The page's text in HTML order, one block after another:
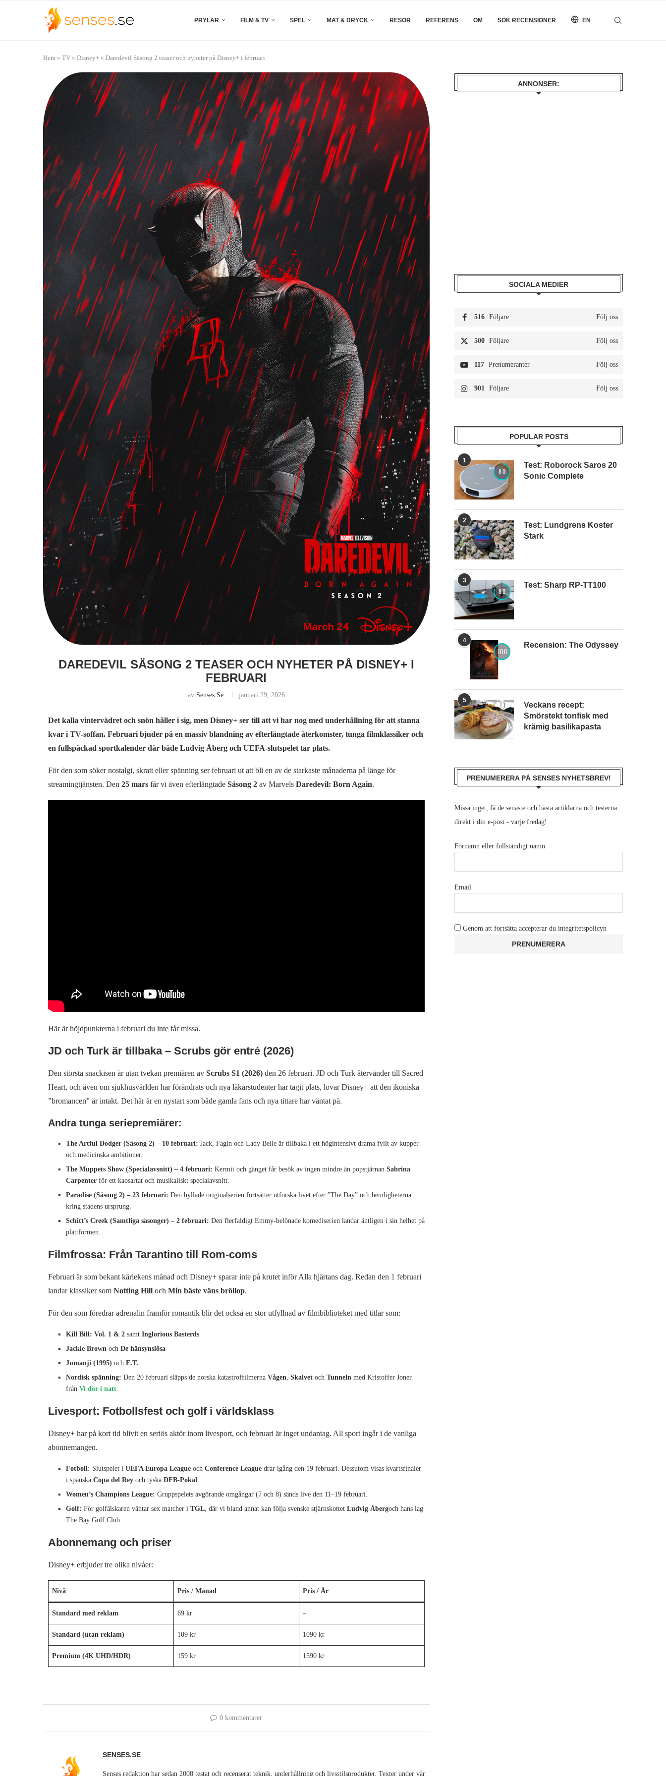
PRYLAR FILM & TV SPEL MAT & DRYCK RESOR REFERENS OM SÖK RECENSIONER EN
Hem » TV » Disney+ » Daredevil Säsong 2 teaser och nyheter på Disney+ i februari
DAREDEVIL SÄSONG 2 TEASER OCH NYHETER PÅ DISNEY+ I
FEBRUARI
av Senses.se januari 29, 2026
Det kalla vintervädret och snön håller i sig, men Disney+ ser till att vi har nog med underhållning för att stanna
kvar i TV-soffan. Februari bjuder på en massiv blandning av efterlängtade återkomster, tunga filmklassiker och
en fullspäckad sportkalender där både Ludvig Åberg och UEFA-slutspelet tar plats.
För den som söker nostalgi, skratt eller spänning ser februari ut att bli en av de starkaste månaderna på länge för
streamingtjänsten. Den 25 marsfår vi även efterlängtade Säsong 2av Marvels Daredevil: Born Again.
Här är höjdpunkterna i februari du inte får missa.
JD och Turk är tillbaka – Scrubs gör entré (2026)
Den största snackisen är utan tvekan premiären av Scrubs S1 (2026)den 26 februari. JD och Turk återvänder till Sacred
Heart, och även om sjukhusvärlden har förändrats och nya läkarstudenter har tagit plats, lovar Disney+ att den ikoniska
”bromancen” är intakt. Det här är en nystart som både gamla fans och nya tittare har väntat på.
Andra tunga seriepremiärer:
The Artful Dodger (Säsong 2) – 10 februari: Jack, Fagin och Lady Belle är tillbaka i ett högintensivt drama fyllt av kupper
och medicinska ambitioner.
The Muppets Show (Specialavsnitt) – 4 februari: Kermit och gänget får besök av ingen mindre än popstjärnan Sabrina
Carpenterför ett kaosartat och musikaliskt specialavsnitt.
Paradise (Säsong 2) – 23 februari: Den hyllade originalserien fortsätter utforska livet efter ”The Day” och hemligheterna
kring stadens ursprung.
Schitt’s Creek (Samtliga säsonger) – 2 februari: Den flerfaldigt Emmy-belönade komediserien landar äntligen i sin helhet på
plattformen.
Filmfrossa: Från Tarantino till Rom-coms
Februari är som bekant kärlekens månad och Disney+ sparar inte på krutet inför Alla hjärtans dag. Redan den 1 februari
landar klassiker som Notting Hilloch Min bäste väns bröllop.
För den som föredrar adrenalin framför romantik blir det också en stor utfyllnad av filmbiblioteket med titlar som:
Kill Bill: Vol. 1 & 2samt Inglorious Basterds
Jackie Brown och De hänsynslösa
Jumanji (1995) och E.T.
Nordisk spänning: Den 20 februari släpps de norska katastroffilmerna Vågen Skalvetoch Tunneln med Kristoffer Joner
från Vi dör i natt.
Livesport: Fotbollsfest och golf i världsklass
Disney+ har på kort tid blivit en seriös aktör inom livesport, och februari är inget undantag. All sport ingår i de vanliga
abonnemangen.
Fotboll: Slutspelet i UEFA Europa Leagueoch Conference Leaguedrar igång den 19 februari. Dessutom visas kvartsfinaler
i spanska Copa del Reyoch tyska DFB-Pokal
Women’s Champions League: Gruppspelets avgörande omgångar (7 och 8) sänds live den 11–19 februari.
Golf: För golfälskaren väntar sex matcher i TGL, där vi bland annat kan följa svenske stjärnskottet Ludvig Åbergoch hans lag
The Bay Golf Club.
Abonnemang och priser
Disney+ erbjuder tre olika nivåer:
Nivå Pris / Månad Pris / År
Standard med reklam 69 kr –
Standard (utan reklam) 109 kr 1090 kr
Premium (4K UHD/HDR) 159 kr 1590 kr
0 kommentarer
SENSES.SE
Senses redaktion har sedan 2008 testat och recenserat teknik, underhållning och livsstilsprodukter. Texter under vår
ANNONSER:
SOCIALA MEDIER
516 Följare Följ oss
500 Följare Följ oss
117 Prenumeranter Följ oss
901 Följare Följ oss
POPULAR POSTS
1
8.0
Test: Roborock Saros 20
Sonic Complete
2
Test: Lundgrens Koster
Stark
3
8.0
Test: Sharp RP-TT100
4
10.0
Recension: The Odyssey
5
Veckans recept:
Smörstekt tonfisk med
krämig basilikapasta
PRENUMERERA PÅ SENSES NYHETSBREV!
Missa inget, få de senaste och bästa artiklarna och testerna
direkt i din e-post - varje fredag!
Förnamn eller fullständigt namn
Email
Genom att fortsätta accepterar du integritetspolicyn